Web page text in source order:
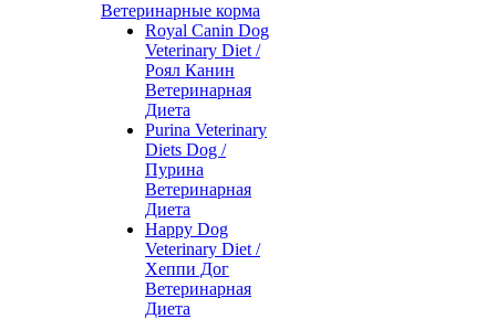
Ветеринарные корма
Royal Canin Dog
Veterinary Diet /
Роял Канин
Ветеринарная
Диета
Purina Veterinary
Diets Dog /
Пурина
Ветеринарная
Диета
Happy Dog
Veterinary Diet /
Хеппи Дог
Ветеринарная
Диета